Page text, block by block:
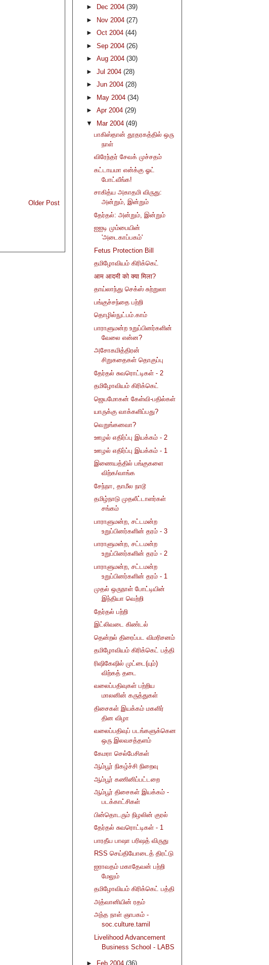
Older Post
►
Dec 2004 (39)
► Nov 2004 (27)
► Oct 2004 (44)
► Sep 2004 (26)
► Aug 2004 (30)
► Jul 2004 (28)
► Jun 2004 (28)
► May 2004 (34)
► Apr 2004 (29)
▼ Mar 2004 (49)
பாகிஸ்தான் தூதரகத்தில் ஒரு
நாள்
விரேந்தர் சேவக் முச்சதம்
கட்டாயமா என்க்கு ஓட்
போட்வீங்க!
சாகித்ய அகாதமி விருது:
அன்றும், இன்றும்
தேர்தல்: அன்றும், இன்றும்
ஐஐடி மும்பையின்
'அடைகாப்பகம்'
Fetus Protection Bill
தமிழோவியம் கிரிக்கெட்
आम आदमी को क्या मिला?
தாய்லாந்து செக்ஸ் சுற்றுலா
பங்குச்சந்தை பற்றி
தொழில்நுட்பம்.காம்
பாராளுமன்ற உறுப்பினர்களின்
வேலை என்ன?
அசோகமித்திரன்
சிறுகதைகள் தொகுப்பு
தேர்தல் சுவரொட்டிகள் - 2
தமிழோவியம் கிரிக்கெட்
ஜெயமோகன் கேள்வி-பதில்கள்
யாருக்கு வாக்களிப்பது?
வெறுங்கனவா?
ஊழல் எதிர்ப்பு இயக்கம் - 2
ஊழல் எதிர்ப்பு இயக்கம் - 1
இணையத்தில் பங்குகளை
விற்க/வாங்க
சேந்நஈ, தாமீல நாடூ
தமிழ்நாடு முதலீட்டாளர்கள்
சங்கம்
பாராளுமன்ற, சட்டமன்ற
உறுப்பினர்களின் தரம் - 3
பாராளுமன்ற, சட்டமன்ற
உறுப்பினர்களின் தரம் - 2
பாராளுமன்ற, சட்டமன்ற
உறுப்பினர்களின் தரம் - 1
முதல் ஒருநாள் போட்டியின்
இந்தியா வெற்றி
தேர்தல் பற்றி
இட்லிவடை கிண்டல்
தென்றல் திரைப்பட விமரிசனம்
தமிழோவியம் கிரிக்கெட் பத்தி
ரிஷிகேஷில் முட்டை(யும்)
விற்கத் தடை
வலைப்பதிவுகள் பற்றிய
மாலனின் கருத்துகள்
திசைகள் இயக்கம் மகளிர்
தின விழா
வலைப்பதிவுப் படங்களுக்கென
ஒரு இலவசத்தளம்
கேமரா செல்பேசிகள்
ஆம்பூர் நிகழ்ச்சி நிறைவு
ஆம்பூர் கணினிப்பட்டறை
ஆம்பூர் திசைகள் இயக்கம் -
படக்காட்சிகள்
பின்தொடரும் நிழலின் குரல்
தேர்தல் சுவரொட்டிகள் - 1
பாரதீய பாஷா பரிஷத் விருது
RSS செய்தியோடைத் திரட்டு
ஐராவதம் மகாதேவன் பற்றி
மேலும்
தமிழோவியம் கிரிக்கெட் பத்தி
அத்வானியின் ரதம்
அந்த நாள் ஞாபகம் -
soc.culture.tamil
Livelihood Advancement
Business School - LABS
► Feb 2004 (36)